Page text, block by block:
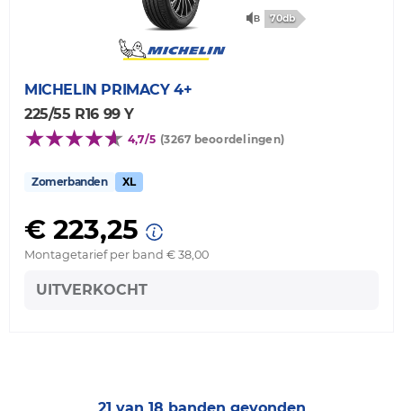
70db
MICHELIN PRIMACY 4+
225/55 R16 99 Y
4,7/5 (3267 beoordelingen)
Zomerbanden XL
€ 223,25
Montagetarief per band € 38,00
UITVERKOCHT